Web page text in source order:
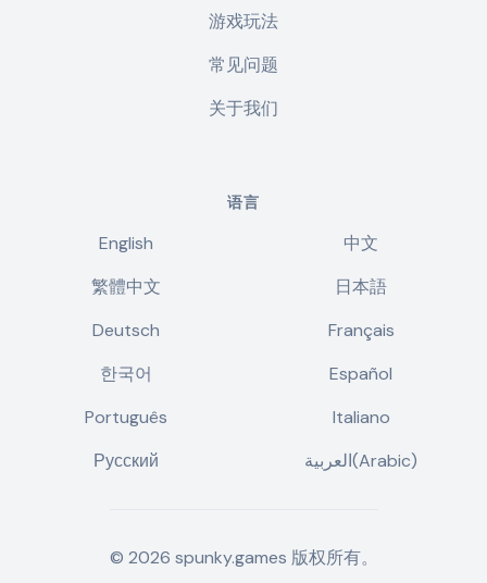
游戏玩法
常见问题
关于我们
语言
English
中文
繁體中文
日本語
Deutsch
Français
한국어
Español
Português
Italiano
Русский
العربية(Arabic)
© 2026 spunky.games 版权所有。